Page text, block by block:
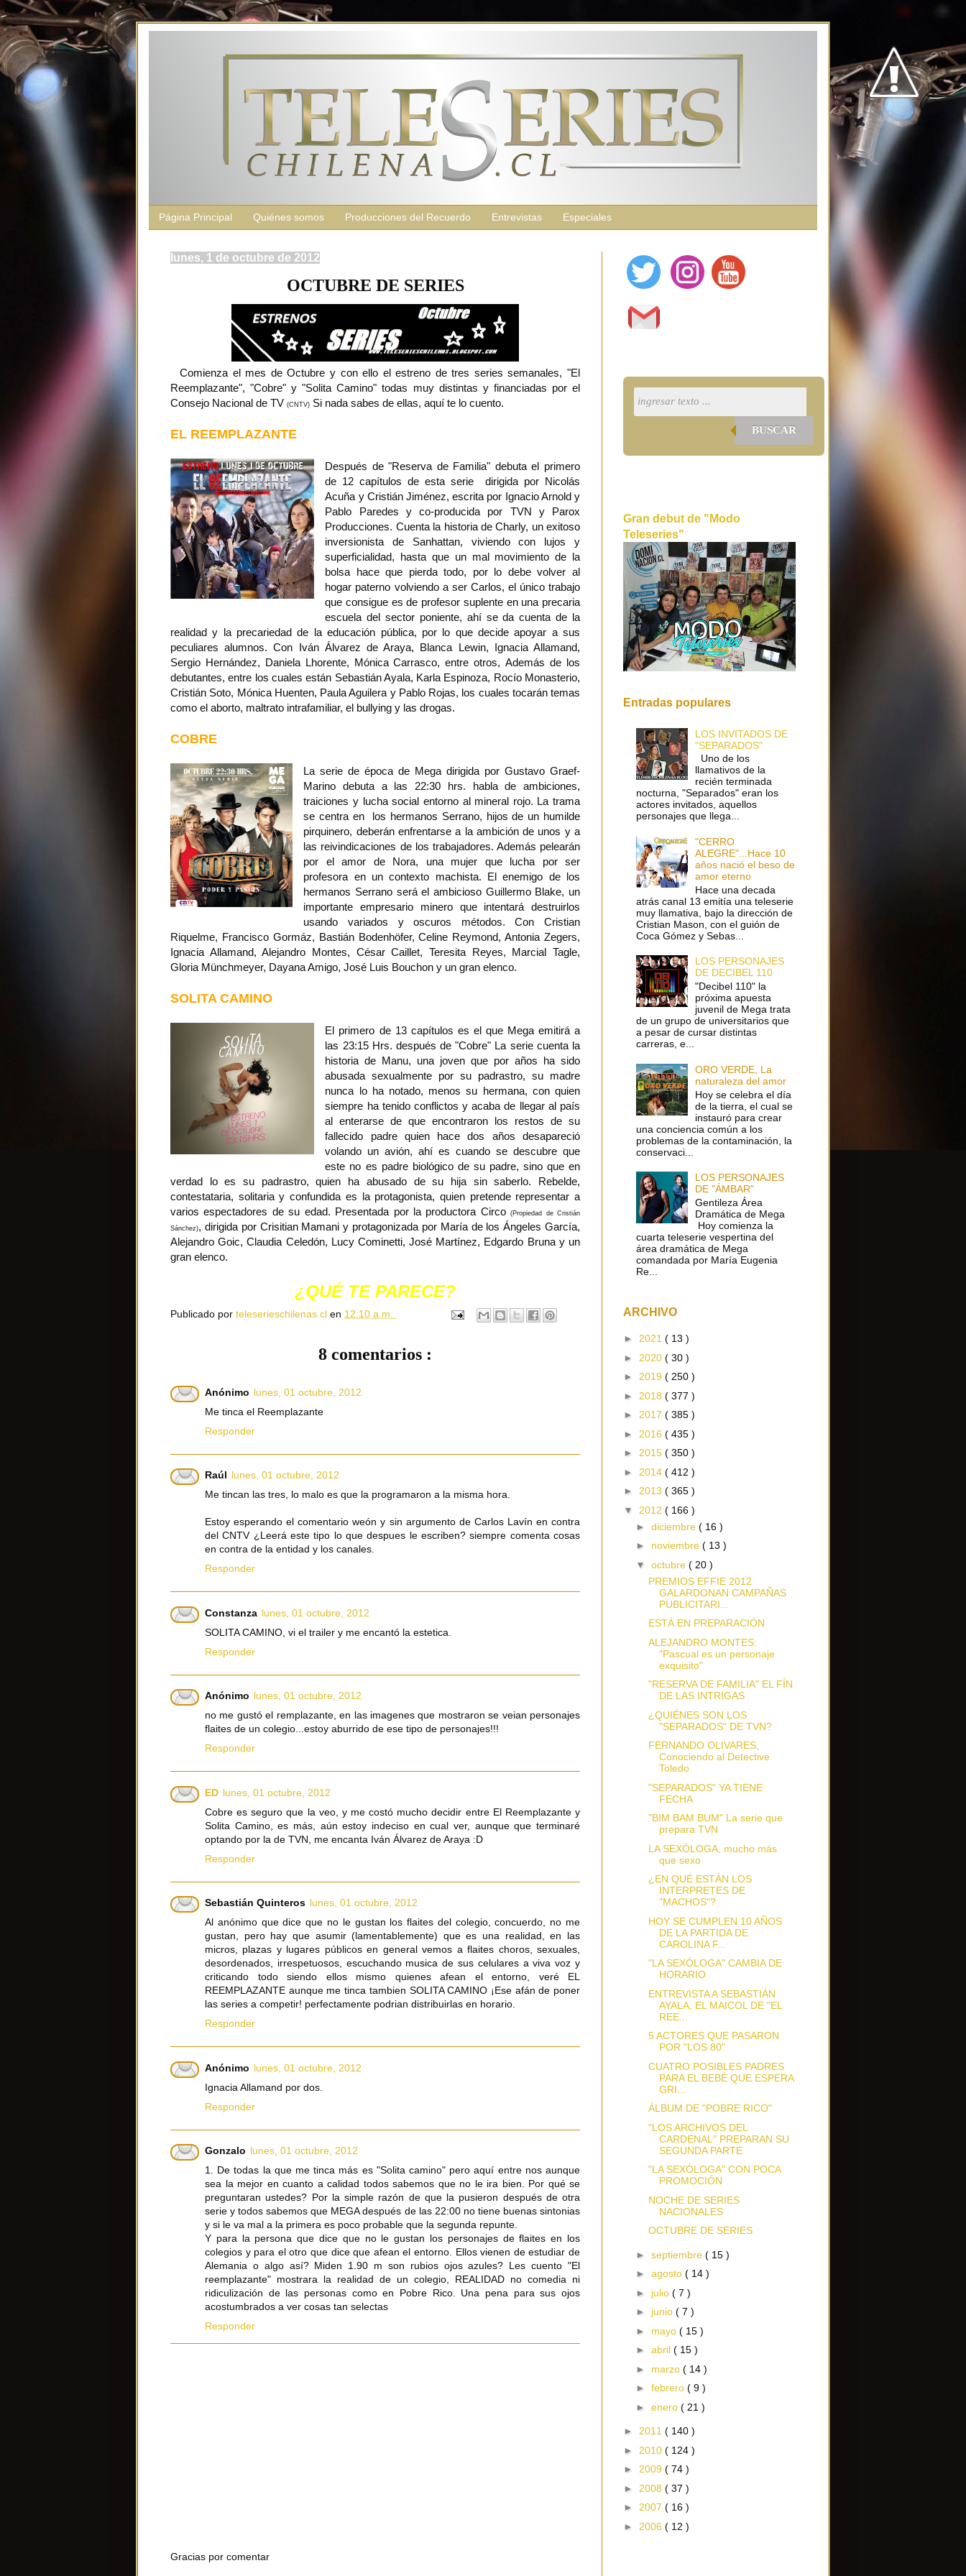
Página Principal Quiénes somos Producciones del Recuerdo Entrevistas Especiales
lunes, 1 de octubre de 2012
OCTUBRE DE SERIES
Comienza el mes de Octubre y con ello el estreno de tres series semanales, "El
Reemplazante", "Cobre" y "Solita Camino" todas muy distintas y financiadas por el
Consejo Nacional de TV (CNTV) Si nada sabes de ellas, aquí te lo cuento .
EL REEMPLAZANTE
Después de "Reserva de Familia" debuta el primero
de 12 capítulos de esta serie dirigida por Nicolás
Acuña y Cristián Jiménez, escrita por Ignacio Arnold y
Pablo Paredes y co-producida por TVN y Parox
Producciones. Cuenta la historia de Charly, un exitoso
inversionista de Sanhattan, viviendo con lujos y
superficialidad, hasta que un mal movimiento de la
bolsa hace que pierda todo, por lo debe volver al
hogar paterno volviendo a ser Carlos, el único trabajo
que consigue es de profesor suplente en una precaria
escuela del sector poniente, ahí se da cuenta de la
realidad y la precariedad de la educación pública, por lo que decide apoyar a sus
peculiares alumnos. Con Iván Álvarez de Araya, Blanca Lewin, Ignacia Allamand,
Sergio Hernández, Daniela Lhorente, Mónica Carrasco, entre otros, Además de los
debutantes, entre los cuales están Sebastián Ayala, Karla Espinoza, Rocío Monasterio,
Cristián Soto, Mónica Huenten, Paula Aguilera y Pablo Rojas, los cuales tocarán temas
como el aborto, maltrato intrafamiliar, el bullying y las drogas.
COBRE
La serie de época de Mega dirigida por Gustavo Graef-
Marino debuta a las 22:30 hrs. habla de ambiciones,
traiciones y lucha social entorno al mineral rojo. La trama
se centra en los hermanos Serrano, hijos de un humilde
pirquinero, deberán enfrentarse a la ambición de unos y a
las reivindicaciones de los trabajadores. Además pelearán
por el amor de Nora, una mujer que lucha por ser
profesora en un contexto machista. El enemigo de los
hermanos Serrano será el ambicioso Guillermo Blake, un
importante empresario minero que intentará destruirlos
usando variados y oscuros métodos. Con Cristian
Riquelme, Francisco Gormáz, Bastián Bodenhöfer, Celine Reymond, Antonia Zegers,
Ignacia Allamand, Alejandro Montes, César Caillet, Teresita Reyes, Marcial Tagle,
Gloria Münchmeyer, Dayana Amigo, José Luis Bouchon y un gran elenco.
SOLITA CAMINO
El primero de 13 capítulos es el que Mega emitirá a
las 23:15 Hrs. después de "Cobre" La serie cuenta la
historia de Manu, una joven que por años ha sido
abusada sexualmente por su padrastro, su madre
nunca lo ha notado, menos su hermana, con quien
siempre ha tenido conflictos y acaba de llegar al país
al enterarse de que encontraron los restos de su
fallecido padre quien hace dos años desapareció
volando un avión, ahí es cuando se descubre que
este no es padre biológico de su padre, sino que en
verdad lo es su padrastro, quien ha abusado de su hija sin saberlo. Rebelde,
contestataria, solitaria y confundida es la protagonista, quien pretende representar a
varios espectadores de su edad. Presentada por la productora Circo(Propiedad de Cristián
Sánchez), dirigida por Crisitian Mamani y protagonizada por María de los Ángeles García,
Alejandro Goic, Claudia Celedón, Lucy Cominetti, José Martínez, Edgardo Bruna y un
gran elenco.
¿QUÉ TE PARECE?
Publicado por teleserieschilenas.cl en 12:10 a.m.
8 comentarios :
Anónimo lunes, 01 octubre, 2012
Me tinca el Reemplazante
Responder
Raúl lunes, 01 octubre, 2012
Me tincan las tres, lo malo es que la programaron a la misma hora.
Estoy esperando el comentario weón y sin argumento de Carlos Lavín en contra
del CNTV ¿Leerá este tipo lo que despues le escriben? siempre comenta cosas
en contra de la entidad y los canales.
Responder
Constanza lunes, 01 octubre, 2012
SOLITA CAMINO, vi el trailer y me encantó la estetica.
Responder
Anónimo lunes, 01 octubre, 2012
no me gustó el remplazante, en las imagenes que mostraron se veian personajes
flaites de un colegio...estoy aburrido de ese tipo de personajes!!!
Responder
ED lunes, 01 octubre, 2012
Cobre es seguro que la veo, y me costó mucho decidir entre El Reemplazante y
Solita Camino, es más, aún estoy indeciso en cual ver, aunque que terminaré
optando por la de TVN, me encanta Iván Álvarez de Araya :D
Responder
Sebastián Quinteros lunes, 01 octubre, 2012
Al anónimo que dice que no le gustan los flaites del colegio, concuerdo, no me
gustan, pero hay que asumir (lamentablemente) que es una realidad, en las
micros, plazas y lugares públicos en general vemos a flaites choros, sexuales,
desordenados, irrespetuosos, escuchando musica de sus celulares a viva voz y
criticando todo siendo ellos mismo quienes afean el entorno, veré EL
REEMPLAZANTE aunque me tinca tambien SOLITA CAMINO ¡Ese afán de poner
las series a competir! perfectamente podrian distribuirlas en horario.
Responder
Anónimo lunes, 01 octubre, 2012
Ignacia Allamand por dos.
Responder
Gonzalo lunes, 01 octubre, 2012
1. De todas la que me tinca más es "Solita camino" pero aquí entre nos aunque
sea la mejor en cuanto a calidad todos sabemos que no le ira bien. Por qué se
preguntaran ustedes? Por la simple razón de que la pusieron después de otra
serie y todos sabemos que MEGA después de las 22:00 no tiene buenas sintonias
y si le va mal a la primera es poco probable que la segunda repunte.
Y para la persona que dice que no le gustan los personajes de flaites en los
colegios y para el otro que dice que afean el entorno. Ellos vienen de estudiar de
Alemania o algo así? Miden 1.90 m son rubios ojos azules? Les cuento "El
reemplazante" mostrara la realidad de un colegio, REALIDAD no comedia ni
ridiculización de las personas como en Pobre Rico. Una pena para sus ojos
acostumbrados a ver cosas tan selectas
Responder
Gracias por comentar
BUSCAR
Gran debut de "Modo
Teleseries"
Entradas populares
LOS INVITADOS DE
"SEPARADOS"
Uno de los
llamativos de la
recién terminada
nocturna, "Separados" eran los
actores invitados, aquellos
personajes que llega...
"CERRO
ALEGRE"...Hace 10
años nació el beso de
amor eterno
Hace una decada
atrás canal 13 emitía una teleserie
muy llamativa, bajo la dirección de
Cristian Mason, con el guión de
Coca Gómez y Sebas...
LOS PERSONAJES
DE DECIBEL 110
"Decibel 110" la
próxima apuesta
juvenil de Mega trata
de un grupo de universitarios que
a pesar de cursar distintas
carreras, e...
ORO VERDE, La
naturaleza del amor
Hoy se celebra el día
de la tierra, el cual se
instauró para crear
una conciencia común a los
problemas de la contaminación, la
conservaci...
LOS PERSONAJES
DE "ÁMBAR"
Gentileza Área
Dramática de Mega
Hoy comienza la
cuarta teleserie vespertina del
área dramática de Mega
comandada por María Eugenia
Re...
ARCHIVO
► 2021 ( 13 )
► 2020 ( 30 )
► 2019 ( 250 )
► 2018 ( 377 )
► 2017 ( 385 )
► 2016 ( 435 )
► 2015 ( 350 )
► 2014 ( 412 )
► 2013 ( 365 )
▼ 2012 ( 166 )
► diciembre ( 16 )
► noviembre ( 13 )
▼ octubre ( 20 )
PREMIOS EFFIE 2012
GALARDONAN CAMPAÑAS
PUBLICITARI...
ESTÁ EN PREPARACIÓN
ALEJANDRO MONTES:
"Pascual es un personaje
exquisito"
"RESERVA DE FAMILIA" EL FÍN
DE LAS INTRIGAS
¿QUIÉNES SON LOS
"SEPARADOS" DE TVN?
FERNANDO OLIVARES,
Conociendo al Detective
Toledo
"SEPARADOS" YA TIENE
FECHA
"BIM BAM BUM" La serie que
prepara TVN
LA SEXÓLOGA, mucho más
que sexo
¿EN QUÉ ESTÁN LOS
INTERPRETES DE
"MACHOS"?
HOY SE CUMPLEN 10 AÑOS
DE LA PARTIDA DE
CAROLINA F...
"LA SEXÓLOGA" CAMBIA DE
HORARIO
ENTREVISTA A SEBASTIÁN
AYALA, EL MAICOL DE "EL
REE...
5 ACTORES QUE PASARON
POR "LOS 80"
CUATRO POSIBLES PADRES
PARA EL BEBÉ QUE ESPERA
GRI...
ÁLBUM DE "POBRE RICO"
"LOS ARCHIVOS DEL
CARDENAL" PREPARAN SU
SEGUNDA PARTE
"LA SEXÓLOGA" CON POCA
PROMOCIÓN
NOCHE DE SERIES
NACIONALES
OCTUBRE DE SERIES
► septiembre ( 15 )
► agosto ( 14 )
► julio ( 7 )
► junio ( 7 )
► mayo ( 15 )
► abril ( 15 )
► marzo ( 14 )
► febrero ( 9 )
► enero ( 21 )
► 2011 ( 140 )
► 2010 ( 124 )
► 2009 ( 74 )
► 2008 ( 37 )
► 2007 ( 16 )
► 2006 ( 12 )